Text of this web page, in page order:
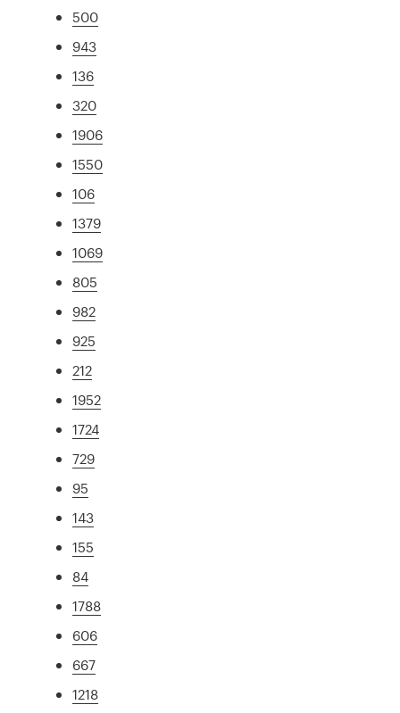
500
943
136
320
1906
1550
106
1379
1069
805
982
925
212
1952
1724
729
95
143
155
84
1788
606
667
1218